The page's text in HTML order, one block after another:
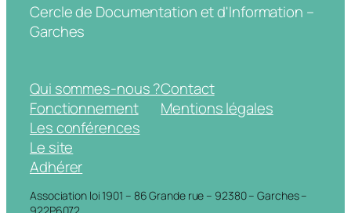
Cercle de Documentation et d'Information –
Garches
Qui sommes-nous ?
Fonctionnement
Les conférences
Le site
Adhérer
Contact
Mentions légales
Association loi 1901 – 86 Grande rue – 92380 – Garches –